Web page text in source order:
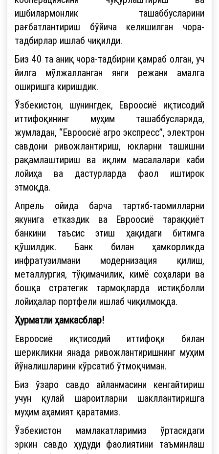
ишбилармонлик ташаббусларини
рағбатлантириш бўйича келишилган чора-
тадбирлар ишлаб чиқилди.
Биз 40 та аниқ чора-тадбирни қамраб олган, уч
йилга мўлжалланган янги режани амалга
оширишга киришдик.
Ўзбекистон, шунингдек, Евроосиё иқтисодий
иттифоқининг муҳим ташаббусларида,
жумладан, “Евроосиё агро экспресс”, электрон
савдони ривожлантириш, юкларни ташишни
рақамлаштириш ва иқлим масалалари каби
лойиҳа ва дастурларда фаол иштирок
этмоқда.
Апрель ойида барча тартиб-таомилларни
якунига етказдик ва Евроосиё тараққиёт
банкини таъсис этиш ҳақидаги битимга
қўшилдик. Банк билан ҳамкорликда
инфратузилмани модернизация қилиш,
металлургия, тўқимачилик, кимё соҳалари ва
бошқа стратегик тармоқларда истиқболли
лойиҳалар портфели ишлаб чиқилмоқда.
Ҳурматли ҳамкасблар!
Евроосиё иқтисодий иттифоқи билан
шерикликни янада ривожлантиришнинг муҳим
йўналишларини кўрсатиб ўтмоқчиман.
Биз ўзаро савдо айланмасини кенгайтириш
учун қулай шароитларни шакллантиришга
муҳим аҳамият қаратамиз.
Ўзбекистон мамлакатларимиз ўртасидаги
эркин савдо ҳудуди фаолиятини таъминлаш